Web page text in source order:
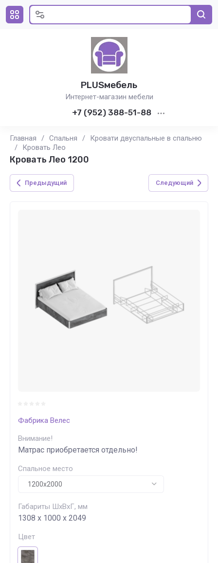
PLUSмебель
Интернет-магазин мебели
+7 (952) 388-51-88
Главная / Спальня /
Кровати двуспальные в спальню
/
Кровать Лео
Кровать Лео 1200
Предыдущий Следующий
Фабрика Велес
Внимание!
Матрас приобретается отдельно!
Спальное место
Габариты ШхВхГ, мм
1308 х 1000 х 2049
Цвет